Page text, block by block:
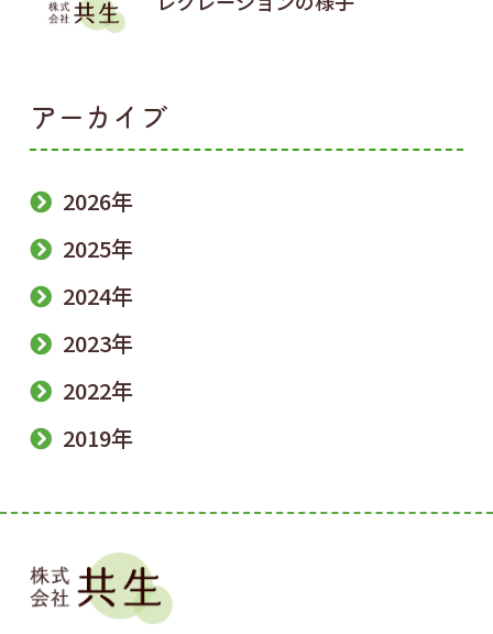
アーカイブ
2026年
2025年
2024年
2023年
2022年
2019年